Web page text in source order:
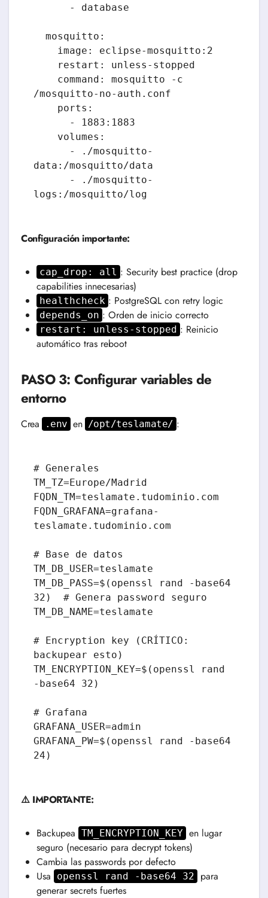
/mosquitto-no-auth.conf
data:/mosquitto/data
logs:/mosquitto/log
Configuración importante:
cap_drop: all : Security best practice (drop
capabilities innecesarias)
healthcheck : PostgreSQL con retry logic
depends_on : Orden de inicio correcto
restart: unless-stopped : Reinicio
automático tras reboot
PASO 3: Configurar variables de
entorno
Crea .env en /opt/teslamate/ :
# Generales
TM_TZ=Europe/Madrid
FQDN_TM=teslamate.tudominio.com
FQDN_GRAFANA=grafana-
teslamate.tudominio.com
# Base de datos
TM_DB_USER=teslamate
TM_DB_PASS=$(openssl rand -base64
32)  # Genera password seguro
TM_DB_NAME=teslamate
# Encryption key (CRÍTICO:
backupear esto)
TM_ENCRYPTION_KEY=$(openssl rand
-base64 32)
# Grafana
GRAFANA_USER=admin
GRAFANA_PW=$(openssl rand -base64
24)
⚠️ IMPORTANTE:
Backupea TM_ENCRYPTION_KEY en lugar
seguro (necesario para decrypt tokens)
Cambia las passwords por defecto
Usa
openssl rand -base64 32
para
generar secrets fuertes